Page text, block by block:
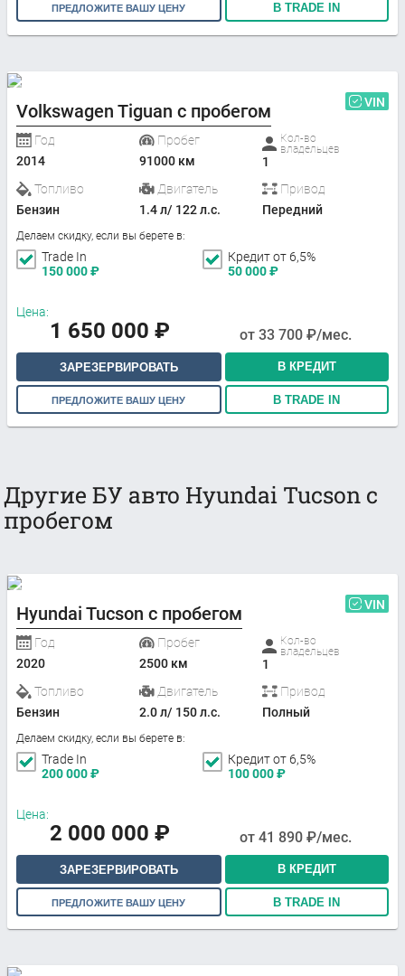
ПРЕДЛОЖИТЕ ВАШУ ЦЕНУ В TRADE IN
Volkswagen Tiguan с пробегом VIN
Год
2014
Пробег
91000 км
Кол-во
владельцев
1
Топливо
Бензин
Двигатель
1.4 л/ 122 л.с.
Привод
Передний
Делаем скидку, если вы берете в:
Trade In
150 000₽
Кредит от 6,5%
50 000₽
Цена:
1 650 000 ₽ от 33 700 ₽/мес.
ЗАРЕЗЕРВИРОВАТЬ В КРЕДИТ
ПРЕДЛОЖИТЕ ВАШУ ЦЕНУ В TRADE IN
Другие БУ авто Hyundai Tucson с
пробегом
Hyundai Tucson с пробегом VIN
Год
2020
Пробег
2500 км
Кол-во
владельцев
1
Топливо
Бензин
Двигатель
2.0 л/ 150 л.с.
Привод
Полный
Делаем скидку, если вы берете в:
Trade In
200 000₽
Кредит от 6,5%
100 000₽
Цена:
2 000 000 ₽ от 41 890 ₽/мес.
ЗАРЕЗЕРВИРОВАТЬ В КРЕДИТ
ПРЕДЛОЖИТЕ ВАШУ ЦЕНУ В TRADE IN